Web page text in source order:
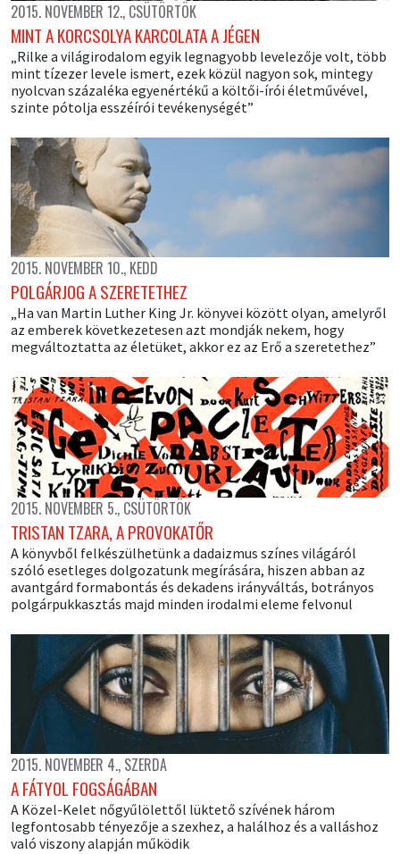
2015. NOVEMBER 12., CSÜTÖRTÖK
MINT A KORCSOLYA KARCOLATA A JÉGEN
„Rilke a világirodalom egyik legnagyobb levelezője volt, több
mint tízezer levele ismert, ezek közül nagyon sok, mintegy
nyolcvan százaléka egyenértékű a költői-írói életművével,
szinte pótolja esszéírói tevékenységét”
2015. NOVEMBER 10., KEDD
POLGÁRJOG A SZERETETHEZ
„Ha van Martin Luther King Jr. könyvei között olyan, amelyről
az emberek következetesen azt mondják nekem, hogy
megváltoztatta az életüket, akkor ez az Erő a szeretethez”
2015. NOVEMBER 5., CSÜTÖRTÖK
TRISTAN TZARA, A PROVOKATŐR
A könyvből felkészülhetünk a dadaizmus színes világáról
szóló esetleges dolgozatunk megírására, hiszen abban az
avantgárd formabontás és dekadens irányváltás, botrányos
polgárpukkasztás majd minden irodalmi eleme felvonul
2015. NOVEMBER 4., SZERDA
A FÁTYOL FOGSÁGÁBAN
A Közel-Kelet nőgyűlölettől lüktető szívének három
legfontosabb tényezője a szexhez, a halálhoz és a valláshoz
való viszony alapján működik